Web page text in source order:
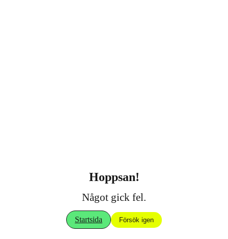
Hoppsan!
Något gick fel.
Startsida Försök igen